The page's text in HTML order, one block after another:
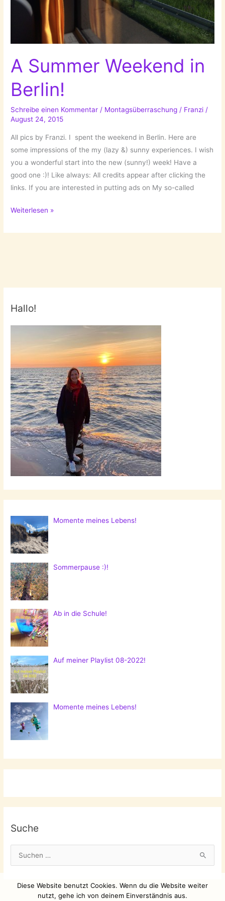
A Summer Weekend in
Berlin!
Schreibe einen Kommentar / Montagsüberraschung / Franzi /
August 24, 2015
All pics by Franzi. I spent the weekend in Berlin. Here are
some impressions of the my (lazy &) sunny experiences. I wish
you a wonderful start into the new (sunny!) week! Have a
good one :)! Like always: All credits appear after clicking the
links. If you are interested in putting ads on My so-called
A
Weekend
Weiterlesen »
Hallo!
Momente meines Lebens!
Sommerpause :)!
Ab in die Schule!
Auf meiner Playlist 08-2022!
Momente meines Lebens!
Suche
u
Diese Website benutzt Cookies. Wenn du die Website weiter
nutzt, gehe ich von deinem Einverständnis aus.